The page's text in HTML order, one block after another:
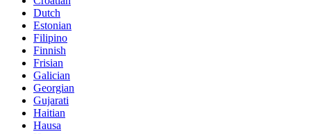
Dutch
Estonian
Filipino
Finnish
Frisian
Galician
Georgian
Gujarati
Haitian
Hausa